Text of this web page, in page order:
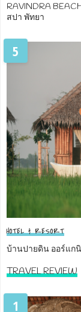
RAVINDRA
สปา พัทยา
5
HOTEL & RESORT
บ้านปายดิน ออร์แก
TRAVEL REVIEW
1